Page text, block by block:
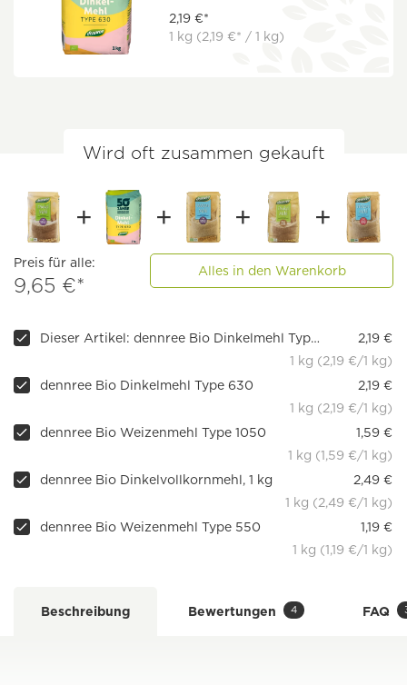
2,19 €*
1 kg (2,19 €* / 1 kg)
Wird oft zusammen gekauft
Preis für alle:
9,65 €*
Alles in den Warenkorb
Dieser Artikel: dennree Bio Dinkelmehl Type 1050
2,19 €
1 kg (2,19 €/1 kg)
dennree Bio Dinkelmehl Type 630
2,19 €
1 kg (2,19 €/1 kg)
dennree Bio Weizenmehl Type 1050
1,59 €
1 kg (1,59 €/1 kg)
dennree Bio Dinkelvollkornmehl, 1 kg
2,49 €
1 kg (2,49 €/1 kg)
dennree Bio Weizenmehl Type 550
1,19 €
1 kg (1,19 €/1 kg)
Beschreibung Bewertungen 4 FAQ